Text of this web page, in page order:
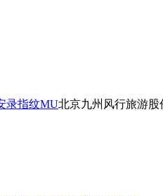
录指纹MU北京九州风行旅游股